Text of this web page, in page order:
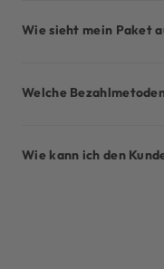
Wie sieht mein Paket
Welche
Wie kann ich den